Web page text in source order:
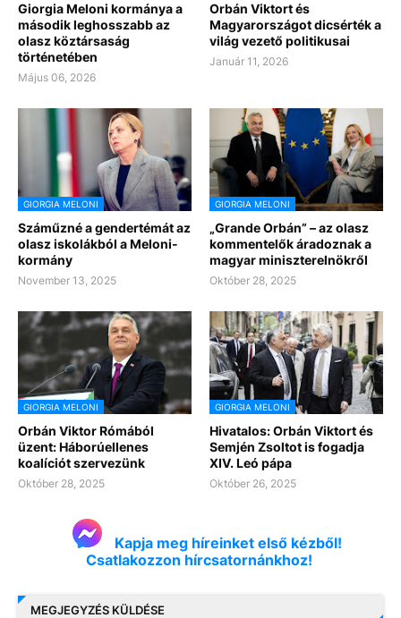
Giorgia Meloni kormánya a
második leghosszabb az
olasz köztársaság
történetében
Május 06, 2026
Orbán Viktort és
Magyarországot dicsérték a
világ vezető politikusai
Január 11, 2026
GIORGIA MELONI
Száműzné a gendertémát az
olasz iskolákból a Meloni-
kormány
November 13, 2025
GIORGIA MELONI
„Grande Orbán” – az olasz
kommentelők áradoznak a
magyar miniszterelnökről
Október 28, 2025
GIORGIA MELONI
Orbán Viktor Rómából
üzent: Háborúellenes
koalíciót szervezünk
Október 28, 2025
GIORGIA MELONI
Hivatalos: Orbán Viktort és
Semjén Zsoltot is fogadja
XIV. Leó pápa
Október 26, 2025
Kapja meg híreinket első kézből!
Csatlakozzon hírcsatornánkhoz!
MEGJEGYZÉS KÜLDÉSE